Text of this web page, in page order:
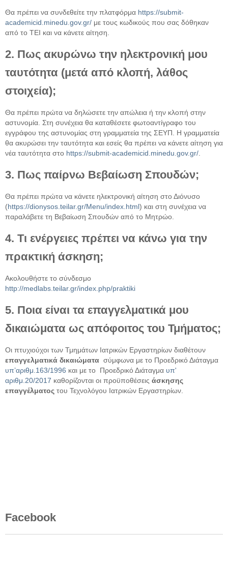
Θα πρέπει να συνδεθείτε την πλατφόρμα https://submit-
academicid.minedu.gov.gr/ με τους κωδικούς που σας δόθηκαν
από το ΤΕΙ και να κάνετε αίτηση.
2. Πως ακυρώνω την ηλεκτρονική μου
ταυτότητα (μετά από κλοπή, λάθος
στοιχεία);
Θα πρέπει πρώτα να δηλώσετε την απώλεια ή την κλοπή στην
αστυνομία. Στη συνέχεια θα καταθέσετε φωτοαντίγραφο του
εγγράφου της αστυνομίας στη γραμματεία της ΣΕΥΠ. Η γραμματεία
θα ακυρώσει την ταυτότητα και εσείς θα πρέπει να κάνετε αίτηση για
νέα ταυτότητα στο https://submit-academicid.minedu.gov.gr/.
3. Πως παίρνω Βεβαίωση Σπουδών;
Θα πρέπει πρώτα να κάνετε ηλεκτρονική αίτηση στο Διόνυσο
(https://dionysos.teilar.gr/Menu/index.html) και στη συνέχεια να
παραλάβετε τη Βεβαίωση Σπουδών από το Μητρώο.
4. Τι ενέργειες πρέπει να κάνω για την
πρακτική άσκηση;
Ακολουθήστε το σύνδεσμο
http://medlabs.teilar.gr/index.php/praktiki
5. Ποια είναι τα επαγγελματικά μου
δικαιώματα ως απόφοιτος του Τμήματος;
Οι πτυχιούχοι των Τμημάτων Ιατρικών Εργαστηρίων διαθέτουν
επαγγελματικά δικαιώματα σύμφωνα με το Προεδρικό Διάταγμα
υπ’αριθμ.163/1996 και με το Προεδρικό Διάταγμα υπ'
αριθμ.20/2017 καθορίζονται οι προϋποθέσεις άσκησης
επαγγέλματος του Τεχνολόγου Ιατρικών Εργαστηρίων.
Facebook